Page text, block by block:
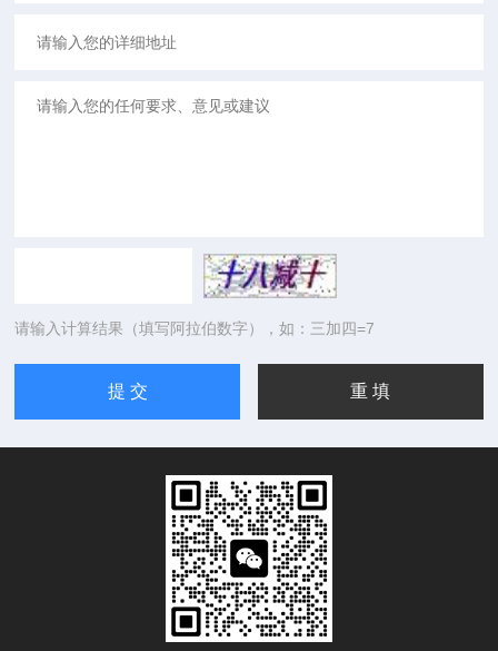
请输入计算结果（填写阿拉伯数字），如：三加四=7